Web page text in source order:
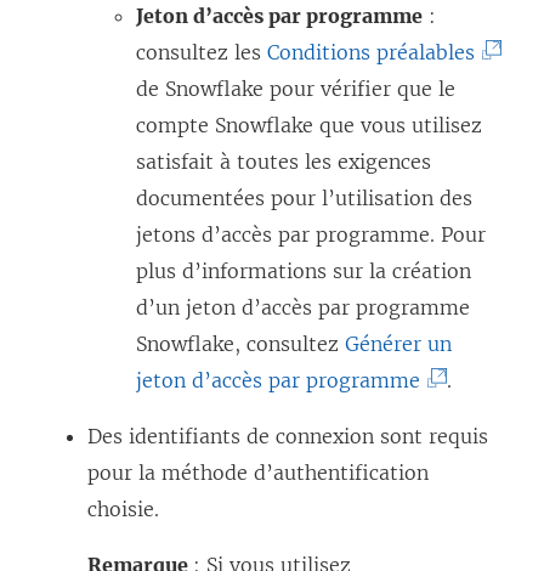
ê
t
r
e
)
Jeton d’accès par programme :
consultez les Conditions préalables
e
e
de Snowflake pour vérifier que le
compte Snowflake que vous utilisez
satisfait à toutes les exigences
documentées pour l’utilisation des
jetons d’accès par programme. Pour
plus d’informations sur la création
d’un jeton d’accès par programme
Snowflake, consultez Générer un
jeton d’accès par programme
.
Des identifiants de connexion sont requis
pour la méthode d’authentification
choisie.
Remarque : Si vous utilisez